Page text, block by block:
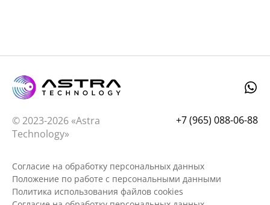
© 2023-2026 «Astra
Technology»
+7 (965) 088-06-88
Согласие на обработку персональных данных
Положение по работе с персональными данными
Политика использования файлов cookies